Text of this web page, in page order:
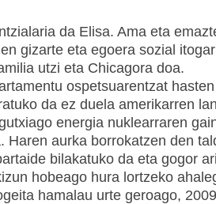
da Elisa. Ama eta
gizarte eta egoera sozial
utzi eta Chicagora doa.
ospetsuarentzat
da ez duela amerikarren
energia nuklearraren
Haren aurka borrokatzen den
bilakatuko da eta gogor
hobeago hura lortzeko
hamalau urte geroago,